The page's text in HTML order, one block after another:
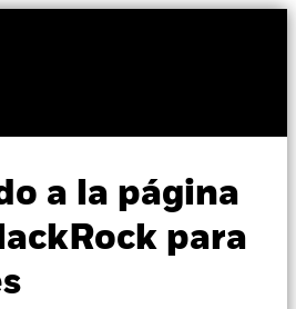
a la página
para
Bond Fund